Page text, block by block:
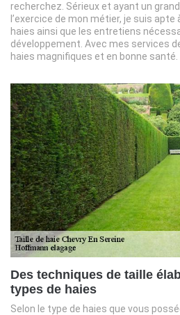
recherchez. Sérieux et ayant un
l’exercice de mon métier, je suis
haies ainsi que les entretiens
développement. Avec mes services
haies magnifiques et en bonne santé.
Des techniques de taille
types de haies
Selon le type de haies que vous